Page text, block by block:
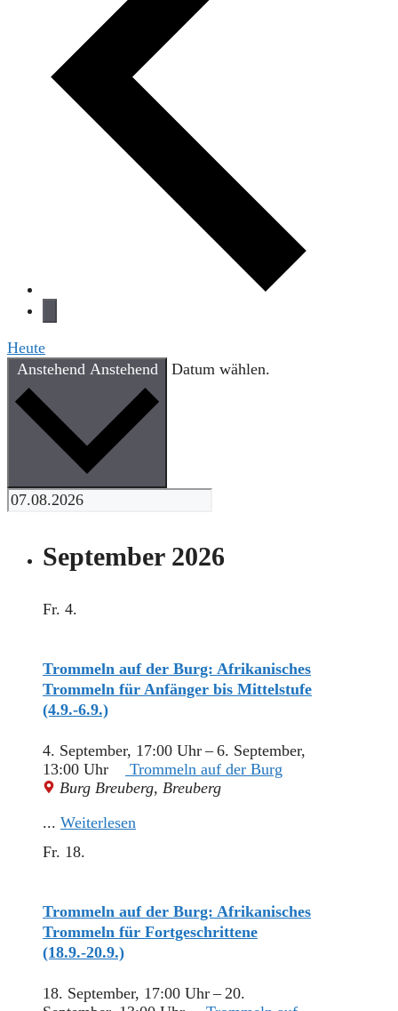
Heute
Anstehend Anstehend Datum wählen.
September 2026
Fr. 4.
Trommeln auf der Burg: Afrikanisches
Trommeln für Anfänger bis Mittelstufe
(4.9.-6.9.)
4. September, 17:00 Uhr–6. September,
13:00 Uhr
Trommeln auf der Burg
Burg Breuberg, Breuberg
... Weiterlesen
Fr. 18.
Trommeln auf der Burg: Afrikanisches
Trommeln für Fortgeschrittene
(18.9.-20.9.)
18. September, 17:00 Uhr–20.